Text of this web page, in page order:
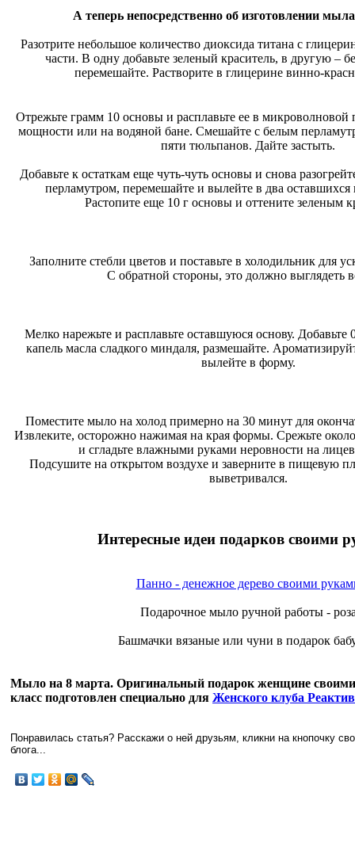
А теперь непосредственно об изготовлении
Разотрите небольшое количество диоксида титана с
части. В одну добавьте зеленый краситель, в другую –
перемешайте. Растворите в глицерине винно-
Отрежьте грамм 10 основы и расплавьте ее в
мощности или на водяной бане. Смешайте с белым
пяти тюльпанов. Дайте застыть.
Добавьте к остаткам еще чуть-чуть основы и снова
перламутром, перемешайте и вылейте в два оставшихся
Растопите еще 10 г основы и оттените зеленым
Заполните стебли цветов и поставьте в холодильник для
С обратной стороны, это должно выглядеть
Мелко нарежьте и расплавьте оставшуюся основу.
капель масла сладкого миндаля, размешайте.
вылейте в форму.
Поместите мыло на холод примерно на 30 минут для
Извлеките, осторожно нажимая на края формы. Срежьте
и сгладьте влажными руками неровности на
Подсушите на открытом воздухе и заверните в пищевую
выветривался.
Интересные идеи подарков своими
Панно - денежное дерево своими
Подарочное мыло ручной работы -
Башмачки вязаные или чуни в подарок
Мыло на 8 марта. Оригинальный подарок женщине
класс подготовлен специально для Женского клуба
Понравилась статья? Расскажи о ней друзьям, кликни на кнопочку
блога...